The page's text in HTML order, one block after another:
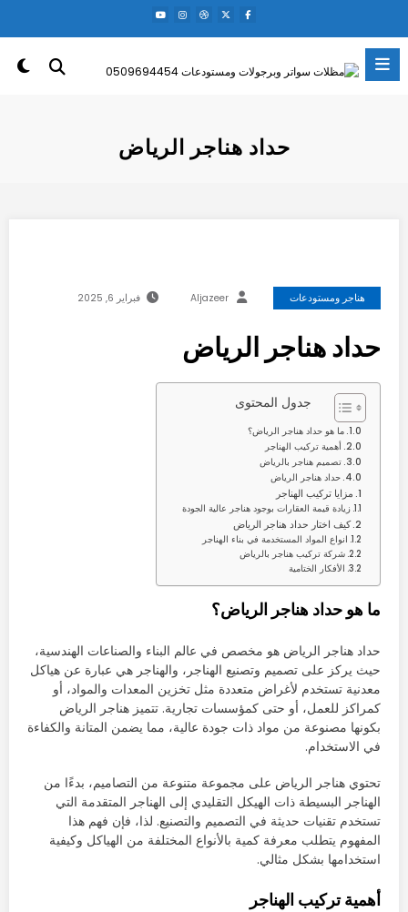
المحتوى
حداد هناجر الرياض
هناجر ومستودعات Aljazeer فبراير 6, 2025
حداد هناجر الرياض
جدول المحتوى
ما هو حداد هناجر الرياض؟
أهمية تركيب الهناجر
تصميم هناجر بالرياض
حداد هناجر الرياض
مزايا تركيب الهناجر
زيادة قيمة العقارات بوجود هناجر عالية الجودة
كيف اختار حداد هناجر الرياض
انواع المواد المستخدمة في بناء الهناجر
شركة تركيب هناجر بالرياض
الأفكار الختامية
ما هو حداد هناجر الرياض؟
حداد هناجر الرياض هو مخصص في عالم البناء والصناعات الهندسية،
حيث يركز على تصميم وتصنيع الهناجر، والهناجر هي عبارة عن هياكل
معدنية تستخدم لأغراض متعددة مثل تخزين المعدات والمواد، أو
كمراكز للعمل، أو حتى كمؤسسات تجارية. تتميز هناجر الرياض
بكونها مصنوعة من مواد ذات جودة عالية، مما يضمن المتانة والكفاءة
في الاستخدام.
تحتوي هناجر الرياض على مجموعة متنوعة من التصاميم، بدءًا من
الهناجر البسيطة ذات الهيكل التقليدي إلى الهناجر المتقدمة التي
تستخدم تقنيات حديثة في التصميم والتصنيع. لذا، فإن فهم هذا
المفهوم يتطلب معرفة كمية بالأنواع المختلفة من الهياكل وكيفية
استخدامها بشكل مثالي.
أهمية تركيب الهناجر